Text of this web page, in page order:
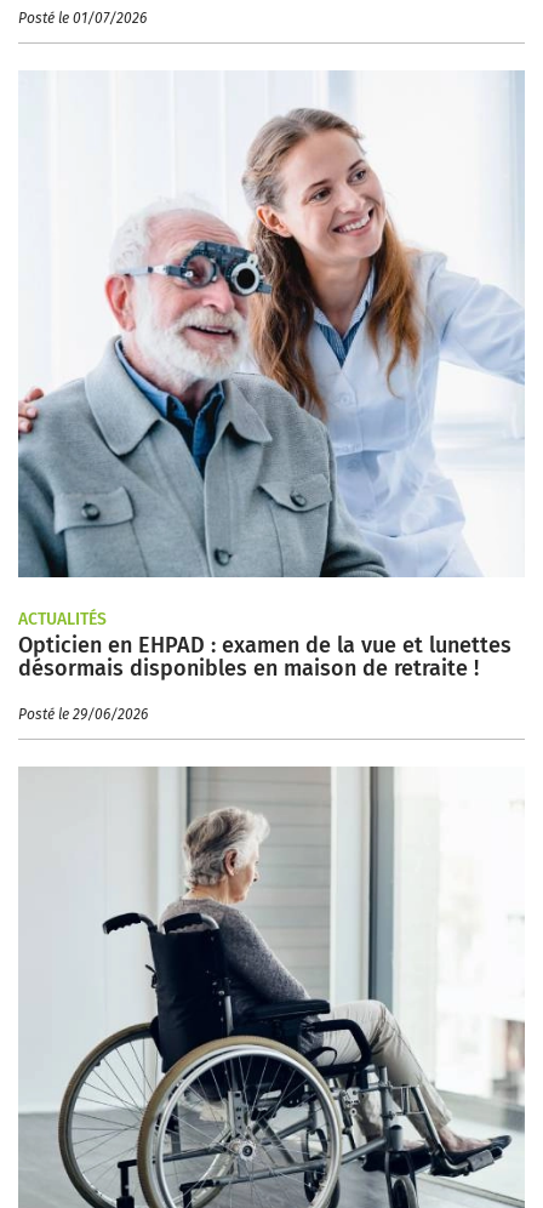
Posté le 01/07/2026
ACTUALITÉS
Opticien en EHPAD : examen de la vue et lunettes
désormais disponibles en maison de retraite !
Posté le 29/06/2026